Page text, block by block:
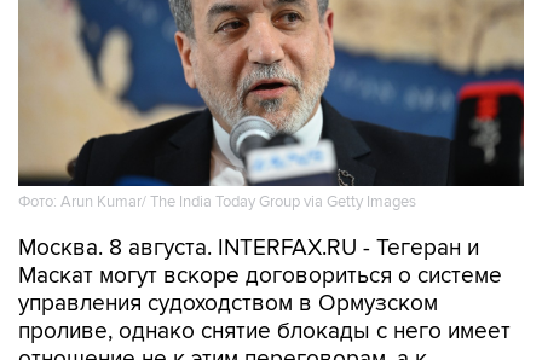
Фото: Arun Kumar/ The India Today Group via Getty Images
Москва. 8 августа. INTERFAX.RU - Тегеран и
управления судоходством в Ормузском
проливе, однако снятие блокады с него имеет
отношение не к этим переговорам, а к
действиям США, заявил в субботу глава МИД